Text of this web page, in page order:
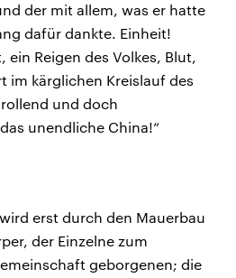
der mit allem, was er hatte
dafür dankte. Einheit!
ein Reigen des Volkes, Blut,
im kärglichen Kreislauf des
und doch
unendliche China!“
erst durch den Mauerbau
der Einzelne zum
geborgenen; die